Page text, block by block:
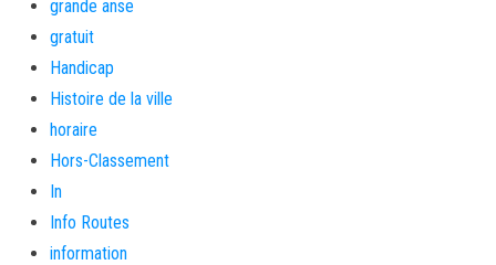
grande anse
gratuit
Handicap
Histoire de la ville
horaire
Hors-Classement
In
Info Routes
information